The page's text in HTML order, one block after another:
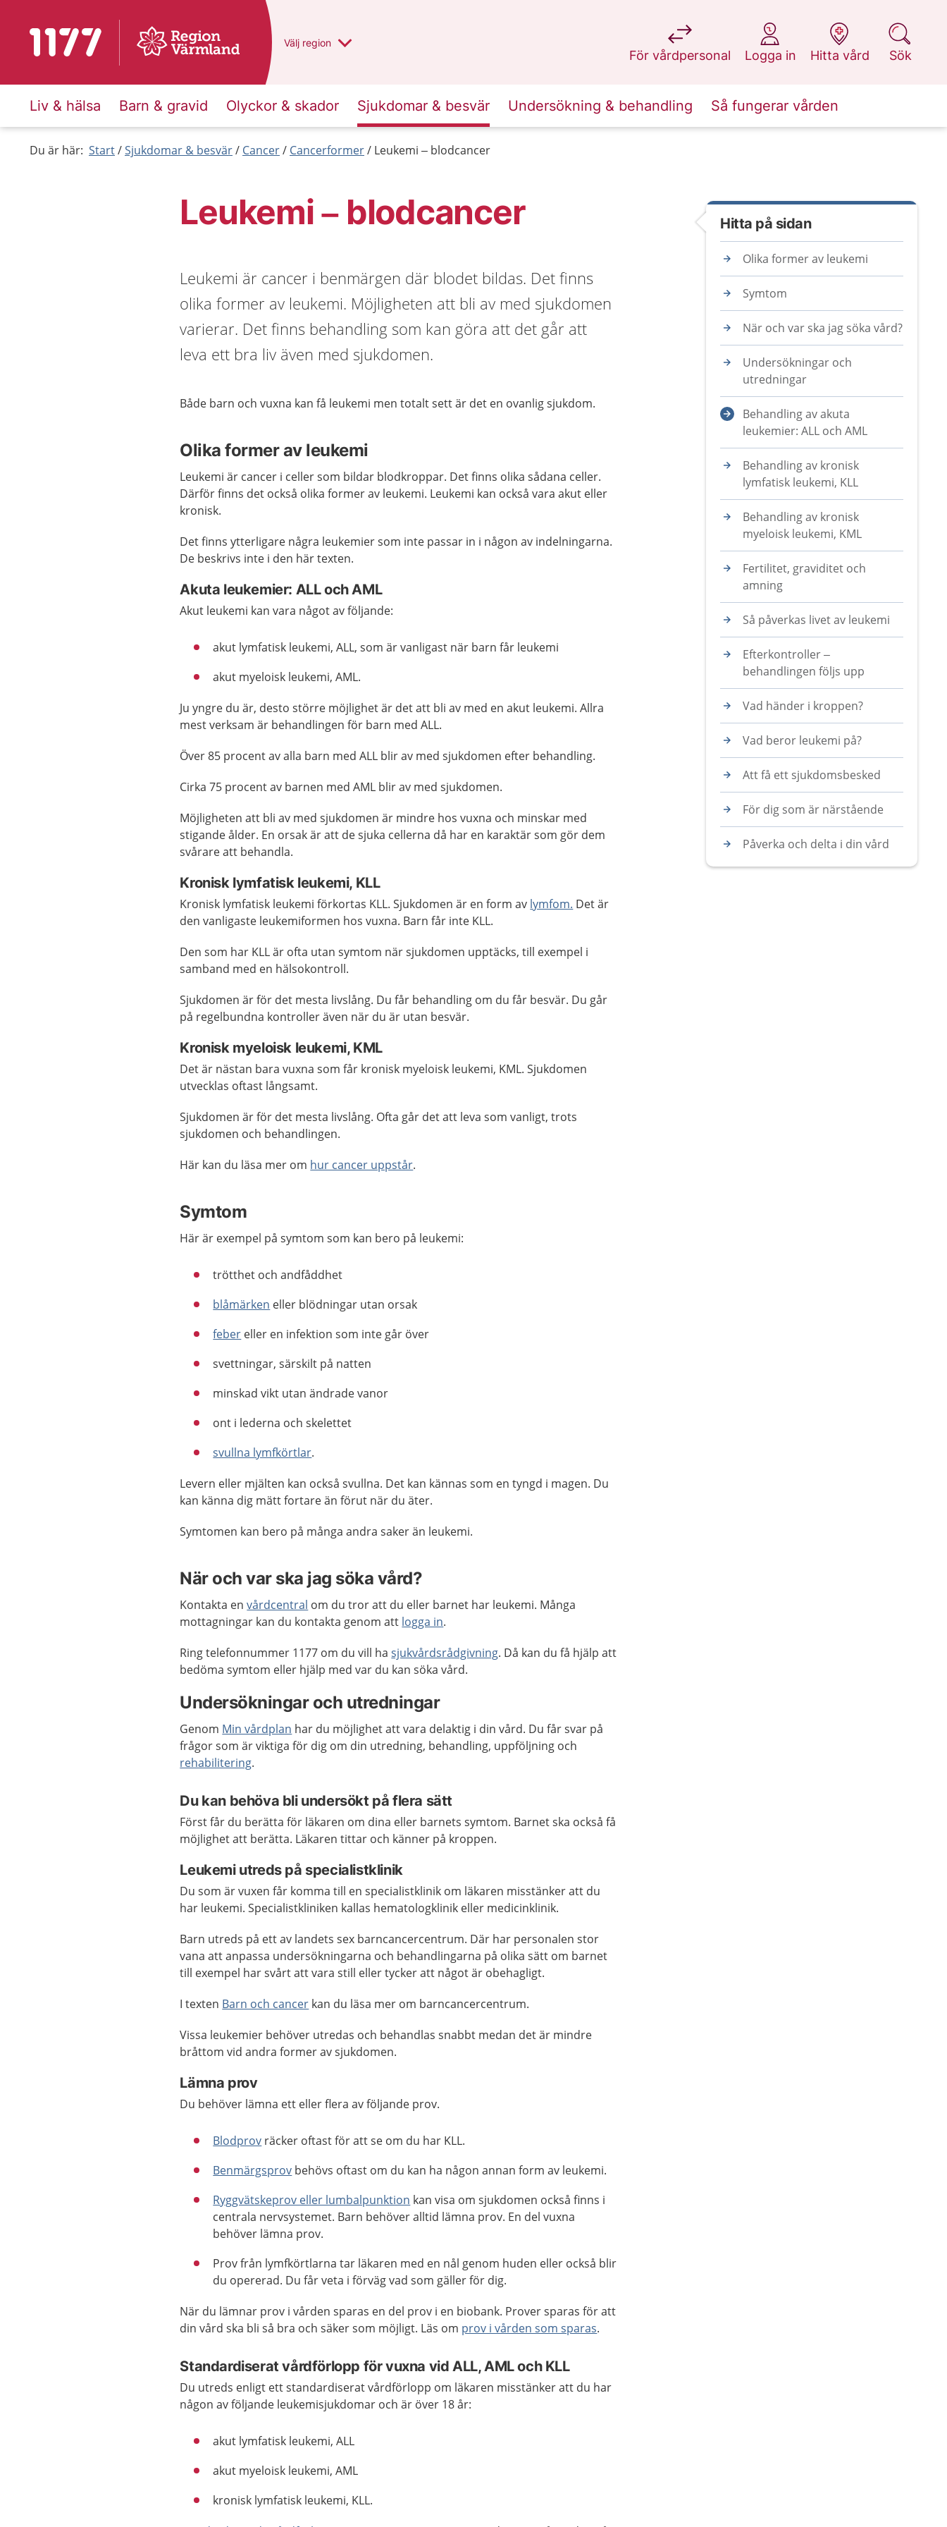
Till startsidan för 1177 Du har valt region
Välj en annan
region
För vårdpersonal
på 1177.se
Logga in
på 1177.se
Hitta vård
på 1177.se
Sök
på 1177.se
Liv & hälsa Barn & gravid Olyckor & skador Sjukdomar & besvär Undersökning & behandling Så fungerar vården
Du är här: Start Sjukdomar & besvär Cancer Cancerformer Leukemi – blodcancer
Leukemi – blodcancer
Leukemi är cancer i benmärgen där blodet bildas. Det finns
olika former av leukemi. Möjligheten att bli av med sjukdomen
varierar. Det finns behandling som kan göra att det går att
leva ett bra liv även med sjukdomen.
Både barn och vuxna kan få leukemi men totalt sett är det en ovanlig sjukdom.
Olika former av leukemi
Leukemi är cancer i celler som bildar blodkroppar. Det finns olika sådana celler.
Därför finns det också olika former av leukemi. Leukemi kan också vara akut eller
kronisk.
Det finns ytterligare några leukemier som inte passar in i någon av indelningarna.
De beskrivs inte i den här texten.
Akuta leukemier: ALL och AML
Akut leukemi kan vara något av följande:
akut lymfatisk leukemi, ALL, som är vanligast när barn får leukemi
akut myeloisk leukemi, AML.
Ju yngre du är, desto större möjlighet är det att bli av med en akut leukemi. Allra
mest verksam är behandlingen för barn med ALL.
Över 85 procent av alla barn med ALL blir av med sjukdomen efter behandling.
Cirka 75 procent av barnen med AML blir av med sjukdomen.
Möjligheten att bli av med sjukdomen är mindre hos vuxna och minskar med
stigande ålder. En orsak är att de sjuka cellerna då har en karaktär som gör dem
svårare att behandla.
Kronisk lymfatisk leukemi, KLL
Kronisk lymfatisk leukemi förkortas KLL. Sjukdomen är en form av lymfom. Det är
den vanligaste leukemiformen hos vuxna. Barn får inte KLL.
Den som har KLL är ofta utan symtom när sjukdomen upptäcks, till exempel i
samband med en hälsokontroll.
Sjukdomen är för det mesta livslång. Du får behandling om du får besvär. Du går
på regelbundna kontroller även när du är utan besvär.
Kronisk myeloisk leukemi, KML
Det är nästan bara vuxna som får kronisk myeloisk leukemi, KML. Sjukdomen
utvecklas oftast långsamt.
Sjukdomen är för det mesta livslång. Ofta går det att leva som vanligt, trots
sjukdomen och behandlingen.
Här kan du läsa mer om hur cancer uppstår.
Symtom
Här är exempel på symtom som kan bero på leukemi:
trötthet och andfåddhet
blåmärken eller blödningar utan orsak
feber eller en infektion som inte går över
svettningar, särskilt på natten
minskad vikt utan ändrade vanor
ont i lederna och skelettet
svullna lymfkörtlar.
Levern eller mjälten kan också svullna. Det kan kännas som en tyngd i magen. Du
kan känna dig mätt fortare än förut när du äter.
Symtomen kan bero på många andra saker än leukemi.
När och var ska jag söka vård?
Kontakta envårdcentral om du tror att du eller barnet har leukemi. Många
mottagningar kan du kontakta genom att logga in.
Ring telefonnummer 1177 om du vill hasjukvårdsrådgivning. Då kan du få hjälp att
bedöma symtom eller hjälp med var du kan söka vård.
Undersökningar och utredningar
Genom Min vårdplan har du möjlighet att vara delaktig i din vård. Du får svar på
frågor som är viktiga för dig om din utredning, behandling, uppföljning och
rehabilitering.
Du kan behöva bli undersökt på flera sätt
Först får du berätta för läkaren om dina eller barnets symtom. Barnet ska också få
möjlighet att berätta. Läkaren tittar och känner på kroppen.
Leukemi utreds på specialistklinik
Du som är vuxen får komma till en specialistklinik om läkaren misstänker att du
har leukemi. Specialistkliniken kallas hematologklinik eller medicinklinik.
Barn utreds på ett av landets sex barncancercentrum. Där har personalen stor
vana att anpassa undersökningarna och behandlingarna på olika sätt om barnet
till exempel har svårt att vara still eller tycker att något är obehagligt.
I texten Barn och cancer kan du läsa mer om barncancercentrum.
Vissa leukemier behöver utredas och behandlas snabbt medan det är mindre
bråttom vid andra former av sjukdomen.
Lämna prov
Du behöver lämna ett eller flera av följande prov.
Blodprov räcker oftast för att se om du har KLL.
Benmärgsprov behövs oftast om du kan ha någon annan form av leukemi.
Ryggvätskeprov eller lumbalpunktion kan visa om sjukdomen också finns i
centrala nervsystemet. Barn behöver alltid lämna prov. En del vuxna
behöver lämna prov.
Prov från lymfkörtlarna tar läkaren med en nål genom huden eller också blir
du opererad. Du får veta i förväg vad som gäller för dig.
När du lämnar prov i vården sparas en del prov i en biobank. Prover sparas för att
din vård ska bli så bra och säker som möjligt. Läs om prov i vården som sparas.
Standardiserat vårdförlopp för vuxna vid ALL, AML och KLL
Du utreds enligt ett standardiserat vårdförlopp om läkaren misstänker att du har
någon av följande leukemisjukdomar och är över 18 år:
akut lymfatisk leukemi, ALL
akut myeloisk leukemi, AML
kronisk lymfatisk leukemi, KLL.
Hitta på sidan
Olika former av leukemi
Symtom
När och var ska jag söka vård?
Undersökningar och
utredningar
Behandling av akuta
leukemier: ALL och AML
Behandling av kronisk
lymfatisk leukemi, KLL
Behandling av kronisk
myeloisk leukemi, KML
Fertilitet, graviditet och
amning
Så påverkas livet av leukemi
Efterkontroller –
behandlingen följs upp
Vad händer i kroppen?
Vad beror leukemi på?
Att få ett sjukdomsbesked
För dig som är närstående
Påverka och delta i din vård